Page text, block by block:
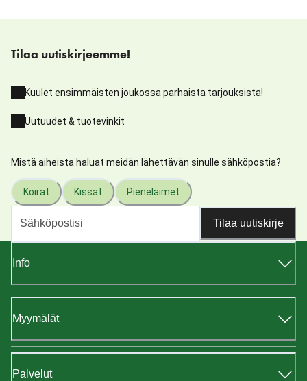
Tilaa uutiskirjeemme!
Kuulet ensimmäisten joukossa parhaista tarjouksista!
Uutuudet & tuotevinkit
Mistä aiheista haluat meidän lähettävän sinulle sähköpostia?
Koirat Kissat Pieneläimet
Tilaa uutiskirje
Info
Myymälät
Palvelut